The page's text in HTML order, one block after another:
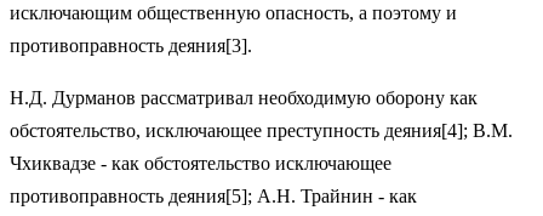
исключающим общественную опасность, а поэтому и
противоправность деяния[3].
Н.Д. Дурманов рассматривал необходимую оборону как
обстоятельство, исключающее преступность деяния[4]; В.М.
Чхиквадзе - как обстоятельство исключающее
противоправность деяния[5]; А.Н. Трайнин - как